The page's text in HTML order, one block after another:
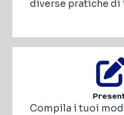
diverse pratiche di
Compila i tuoi